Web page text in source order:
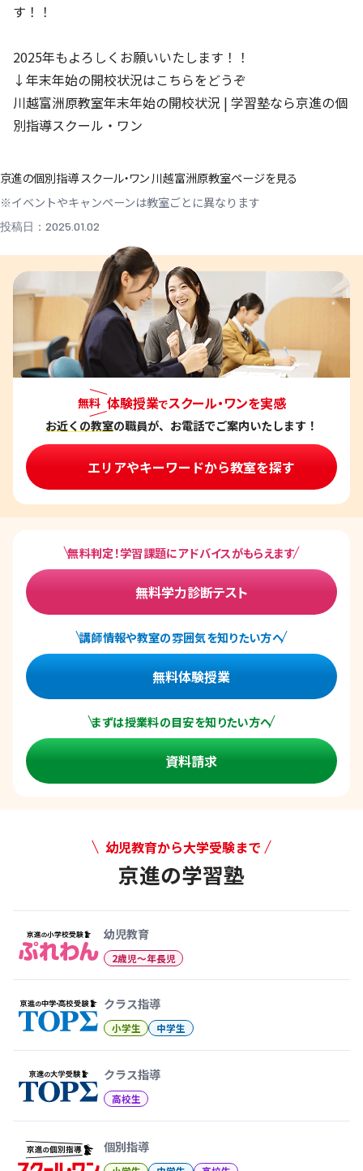
す！！
2025年もよろしくお願いいたします！！
↓年末年始の開校状況はこちらをどうぞ
川越富洲原教室年末年始の開校状況 | 学習塾なら京進の個
別指導スクール・ワン
京進の個別指導 スクール・ワン 川越富洲原教室ページを見る
※イベントやキャンペーンは教室ごとに異なります
投稿日：2025.01.02
無料 体験授業でスクール・ワンを実感
お近くの教室の職員が、お電話でご案内いたします！
エリアやキーワードから教室を探す
無料判定！学習課題にアドバイスがもらえます
無料学力診断テスト
講師情報や教室の雰囲気を知りたい方へ
無料体験授業
まずは授業料の目安を知りたい方へ
資料請求
幼児教育から大学受験まで
京進の学習塾
幼児教育
2歳児〜年長児
クラス指導
小学生 中学生
クラス指導
高校生
個別指導